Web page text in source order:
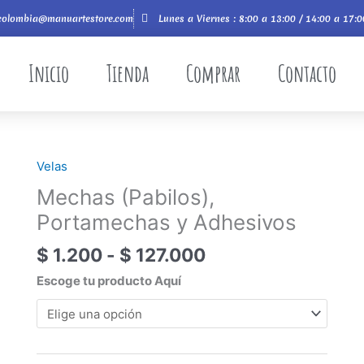
Lunes a Viernes : 8:00 a 13:00 / 14:00 a
Inicio Tienda Comprar Contacto
Velas
Mechas (Pabilos),
Portamechas y Adhesivos
$ 1.200 - $ 127.000
de
precios:
desde
$ 1.200
hasta
Escoge tu producto Aquí
Mechas
(Pabilos),
Portamechas
y
Adhesivos
cantidad